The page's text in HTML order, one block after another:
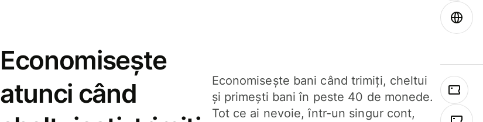
Economisește
atunci când
Economisește bani când trimiți, cheltui
și primești bani în peste 40 de monede.
Tot ce ai nevoie, într-un singur cont,